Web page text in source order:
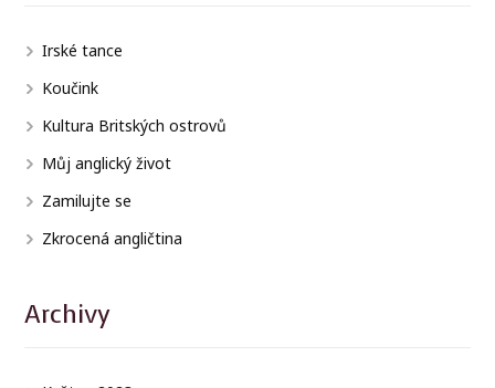
Irské tance
Koučink
Kultura Britských ostrovů
Můj anglický život
Zamilujte se
Zkrocená angličtina
Archivy